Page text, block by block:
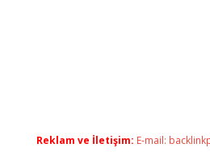
Reklam ve İletişim: E-mail: